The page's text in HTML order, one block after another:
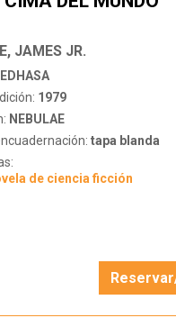
JAMES JR.
EDHASA
1979
NEBULAE
tapa blanda
de ciencia ficción